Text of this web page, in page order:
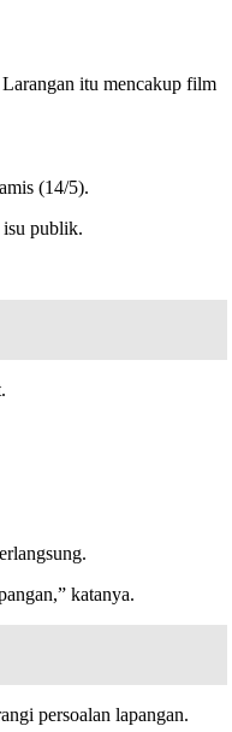
itu mencakup film
(14/5).
isu publik.
katanya.
persoalan lapangan.